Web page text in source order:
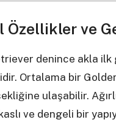
Özellikler ve
denince akla ilk
Ortalama bir
ulaşabilir.
ve dengeli bir